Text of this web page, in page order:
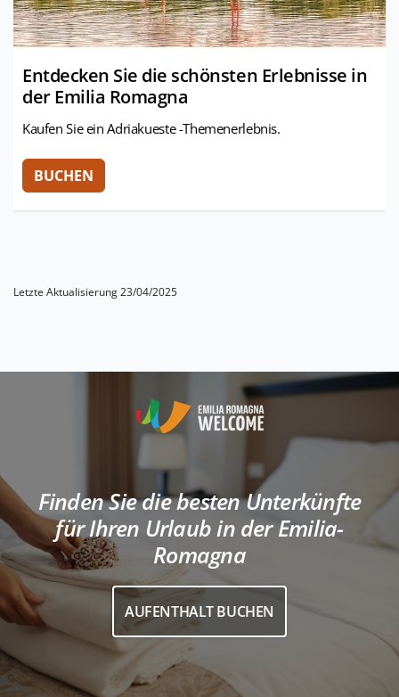
Entdecken Sie die schönsten Erlebnisse in
der Emilia Romagna
Kaufen Sie ein Adriakueste -Themenerlebnis.
Letzte Aktualisierung 23/04/2025
Finden Sie die besten Unterkünfte
für Ihren Urlaub in der Emilia-
Romagna
AUFENTHALT BUCHEN